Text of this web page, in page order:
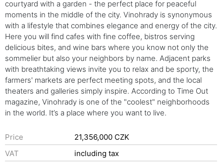
courtyard with a garden - the perfect place for peaceful
moments in the middle of the city. Vinohrady is synonymous
with a lifestyle that combines elegance and energy of the city.
Here you will find cafes with fine coffee, bistros serving
delicious bites, and wine bars where you know not only the
sommelier but also your neighbors by name. Adjacent parks
with breathtaking views invite you to relax and be sporty, the
farmers' markets are perfect meeting spots, and the local
theaters and galleries simply inspire. According to Time Out
magazine, Vinohrady is one of the "coolest" neighborhoods
in the world. It’s a place where you want to live.
Price
21,356,000 CZK
VAT
including tax